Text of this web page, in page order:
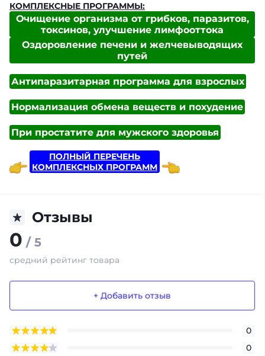
КОМПЛЕКСНЫЕ ПРОГРАММЫ:
Очищение организма от грибков, паразитов,
токсинов, улучшение лимфооттока
Оздоровление печени и желчевыводящих
путей
Антипаразитарная программа для взрослых
Нормализация обмена веществ и похудение
При простатите для мужского здоровья
ПОЛНЫЙ ПЕРЕЧЕНЬ
КОМПЛЕКСНЫХ ПРОГРАММ
Отзывы
0 / 5
средний рейтинг товара
+ Добавить отзыв
0
0